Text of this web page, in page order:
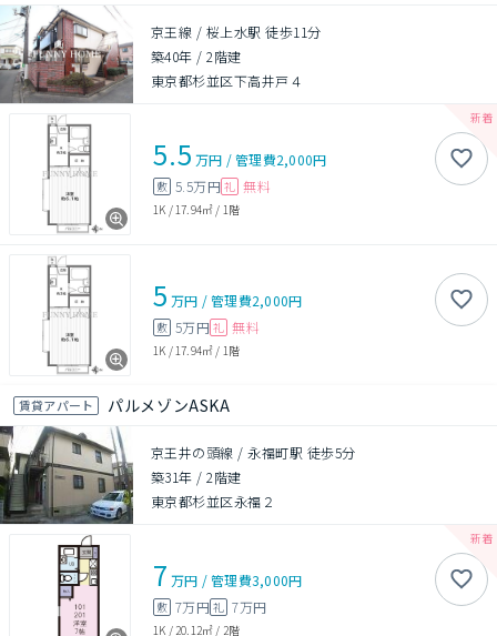
京王線 / 桜上水駅 徒歩11分
築40年 /2階建
東京都杉並区下高井戸４
5.5 万円 /管理費2,000円
敷 5.5万円 礼 無料
1K / 17.94㎡ / 1階
5 万円 /管理費2,000円
敷 5万円 礼 無料
1K / 17.94㎡ / 1階
賃貸アパート パルメゾンASKA
京王井の頭線 / 永福町駅 徒歩5分
築31年 /2階建
東京都杉並区永福２
7 万円 /管理費3,000円
敷 7万円礼 7万円
1K / 20.12㎡ / 2階